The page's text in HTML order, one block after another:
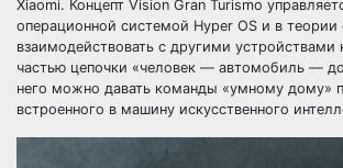
Xiaomi. Концепт Vision Gran Turismo
операционной системой Hyper OS и в теории
взаимодействовать с другими устройствами
частью цепочки «человек — автомобиль —
него можно давать команды «умному дому»
встроенного в машину искусственного